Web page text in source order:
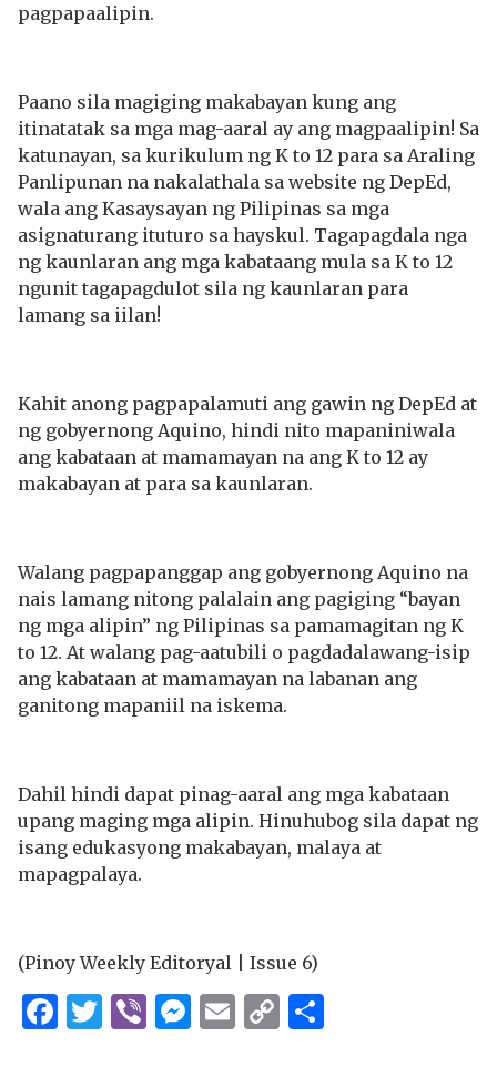
pagpapaalipin.
Paano sila magiging makabayan kung ang
itinatatak sa mga mag-aaral ay ang magpaalipin! Sa
katunayan, sa kurikulum ng K to 12 para sa Araling
Panlipunan na nakalathala sa website ng DepEd,
wala ang Kasaysayan ng Pilipinas sa mga
asignaturang ituturo sa hayskul. Tagapagdala nga
ng kaunlaran ang mga kabataang mula sa K to 12
ngunit tagapagdulot sila ng kaunlaran para
lamang sa iilan!
Kahit anong pagpapalamuti ang gawin ng DepEd at
ng gobyernong Aquino, hindi nito mapaniniwala
ang kabataan at mamamayan na ang K to 12 ay
makabayan at para sa kaunlaran.
Walang pagpapanggap ang gobyernong Aquino na
nais lamang nitong palalain ang pagiging “bayan
ng mga alipin” ng Pilipinas sa pamamagitan ng K
to 12. At walang pag-aatubili o pagdadalawang-isip
ang kabataan at mamamayan na labanan ang
ganitong mapaniil na iskema.
Dahil hindi dapat pinag-aaral ang mga kabataan
upang maging mga alipin. Hinuhubog sila dapat ng
isang edukasyong makabayan, malaya at
mapagpalaya.
(Pinoy Weekly Editoryal | Issue 6)
Facebook
Twitter
ViberMessenger
Email
Copy